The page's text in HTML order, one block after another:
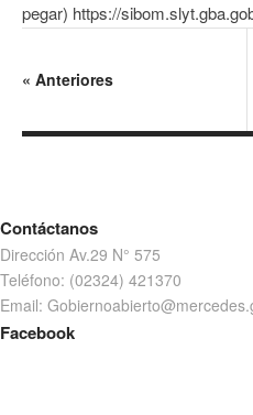
pegar) https://
« Anteriores
Contáctanos
Dirección Av.29 N° 575
Teléfono: (02324) 421370
Email:
Facebook